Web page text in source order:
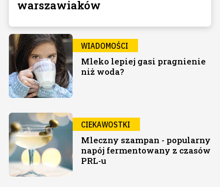
warszawiaków
WIADOMOŚCI
Mleko lepiej gasi pragnienie
niż woda?
CIEKAWOSTKI
Mleczny szampan - popularny
napój fermentowany z czasów
PRL-u